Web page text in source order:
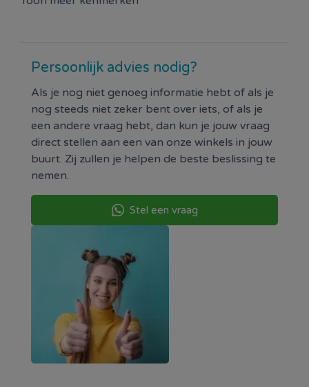
opslagmogelijkheden voor jouw opnames
Tweeweg audio
– Communiceer eenvoudig via
de camera
✅ 📱SmartLife App– Bedien de camera en bekijk
live beelden via je smartphone
📡Slimme Bewegingsdetectie & Directe Meldingen
De camera detecteert beweging en stuurt direct
hoogte van wat er in je huis gebeurt.
Dankzij de nachtzichtfunctie blijft het beeld helder,
zelfs bij weinig of geen licht.
Met de Nedis SmartLife Binnen Camera zorg je
voor eenvoudige en betrouwbare bewaking van je
woning of kantoor. 📹🏡
Persoonlijk advies nodig?
Als je nog niet genoeg informatie hebt of als je
nog steeds niet zeker bent over iets, of als je
een andere vraag hebt, dan kun je jouw vraag
direct stellen aan een van onze winkels in jouw
buurt. Zij zullen je helpen de beste beslissing te
nemen.
Stel een vraag